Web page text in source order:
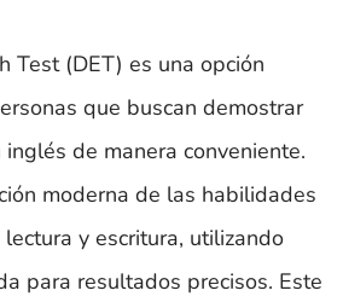
Test (DET) es una opción
que buscan demostrar
de manera conveniente.
moderna de las habilidades
y escritura, utilizando
para resultados precisos. Este